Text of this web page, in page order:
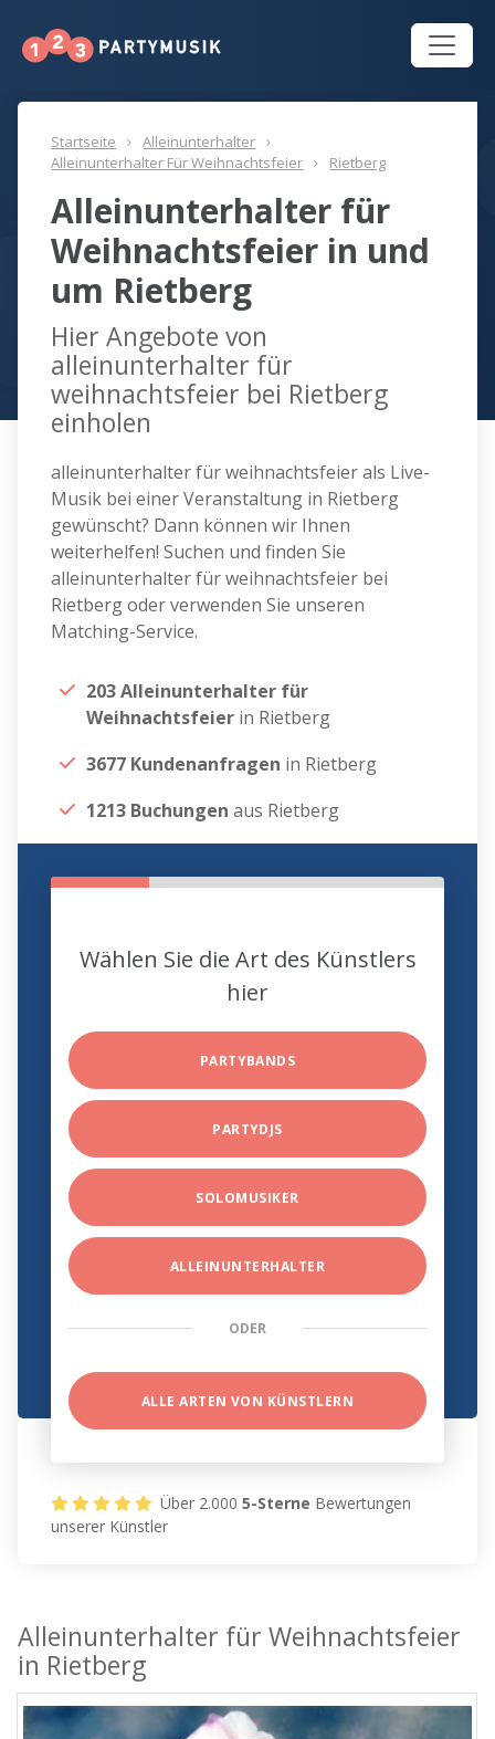
Startseite
Alleinunterhalter
Alleinunterhalter Für Weihnachtsfeier
Rietberg
Alleinunterhalter für
Weihnachtsfeier in und
um Rietberg
Hier Angebote von
alleinunterhalter für
weihnachtsfeier bei Rietberg
einholen
alleinunterhalter für weihnachtsfeier als Live-
Musik bei einer Veranstaltung in Rietberg
gewünscht? Dann können wir Ihnen
weiterhelfen! Suchen und finden Sie
alleinunterhalter für weihnachtsfeier bei
Rietberg oder verwenden Sie unseren
Matching-Service.
203 Alleinunterhalter für
Weihnachtsfeier in Rietberg
3677 Kundenanfragen in Rietberg
1213 Buchungen aus Rietberg
Wählen Sie die Art des Künstlers
hier
PARTYBANDS
PARTYDJS
SOLOMUSIKER
ALLEINUNTERHALTER
ODER
ALLE ARTEN VON KÜNSTLERN
Über 2.0005-Sterne Bewertungen
unserer Künstler
Alleinunterhalter für Weihnachtsfeier
in Rietberg